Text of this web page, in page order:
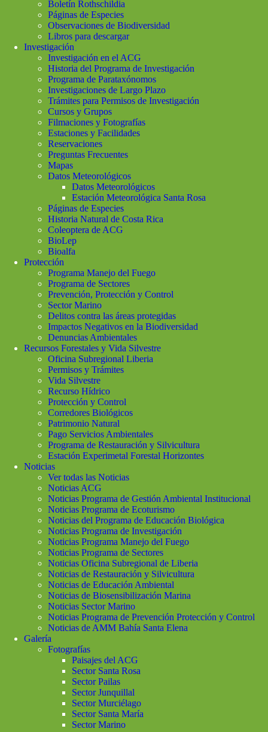
Boletín Rothschildia
Páginas de Especies
Observaciones de Biodiversidad
Libros para descargar
Investigación
Investigación en el ACG
Historia del Programa de Investigación
Programa de Parataxónomos
Investigaciones de Largo Plazo
Trámites para Permisos de Investigación
Cursos y Grupos
Filmaciones y Fotografías
Estaciones y Facilidades
Reservaciones
Preguntas Frecuentes
Mapas
Datos Meteorológicos
Datos Meteorológicos
Estación Meteorológica Santa Rosa
Páginas de Especies
Historia Natural de Costa Rica
Coleoptera de ACG
BioLep
Bioalfa
Protección
Programa Manejo del Fuego
Programa de Sectores
Prevención, Protección y Control
Sector Marino
Delitos contra las áreas protegidas
Impactos Negativos en la Biodiversidad
Denuncias Ambientales
Recursos Forestales y Vida Silvestre
Oficina Subregional Liberia
Permisos y Trámites
Vida Silvestre
Recurso Hídrico
Protección y Control
Corredores Biológicos
Patrimonio Natural
Pago Servicios Ambientales
Programa de Restauración y Silvicultura
Estación Experimetal Forestal Horizontes
Noticias
Ver todas las Noticias
Noticias ACG
Noticias Programa de Gestión Ambiental Institucional
Noticias Programa de Ecoturismo
Noticias del Programa de Educación Biológica
Noticias Programa de Investigación
Noticias Programa Manejo del Fuego
Noticias Programa de Sectores
Noticias Oficina Subregional de Liberia
Noticias de Restauración y Silvicultura
Noticias de Educación Ambiental
Noticias de Biosensibilización Marina
Noticias Sector Marino
Noticias Programa de Prevención Protección y Control
Noticias de AMM Bahía Santa Elena
Galería
Fotografías
Paisajes del ACG
Sector Santa Rosa
Sector Pailas
Sector Junquillal
Sector Murciélago
Sector Santa María
Sector Marino